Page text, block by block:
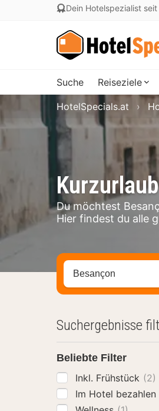
Dein Hotelspezialist
Suche Reiseziele
Du möchtest
Hier findest du alle
HotelSpecials.at
Stadt, Region oder
Suchergebnisse
Beliebte Filter
Inkl. Frühstück (2)
Im Hotel bezahlen